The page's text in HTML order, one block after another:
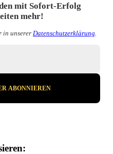
mit Sofort-Erfolg
mehr!
in unserer Datenschutzerklärung